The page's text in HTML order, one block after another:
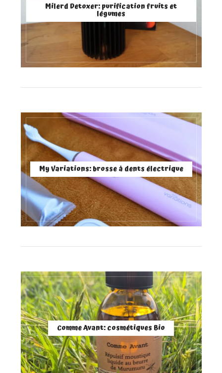
Milerd Detoxer: purification fruits et
légumes
My Variations: brosse à dents électrique
Comme Avant: cosmétiques Bio